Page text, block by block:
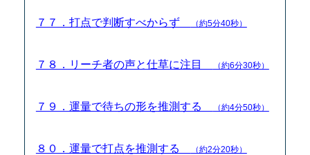
７７．打点で判断すべからず （約5分40秒）
７８．リーチ者の声と仕草に注目 （約6分30秒）
７９．運量で待ちの形を推測する （約4分50秒）
８０．運量で打点を推測する （約2分20秒）